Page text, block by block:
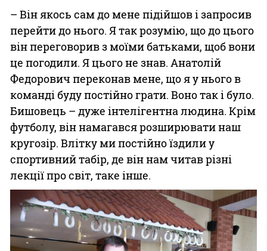
– Він якось сам до мене підійшов і запросив
перейти до нього. Я так розумію, що до цього
він переговорив з моїми батьками, щоб вони
це погодили. Я цього не знав. Анатолій
Федорович переконав мене, що я у нього в
команді буду постійно грати. Воно так і було.
Бишовець – дуже інтелігентна людина. Крім
футболу, він намагався розширювати наш
кругозір. Влітку ми постійно їздили у
спортивний табір, де він нам читав різні
лекції про світ, таке інше.